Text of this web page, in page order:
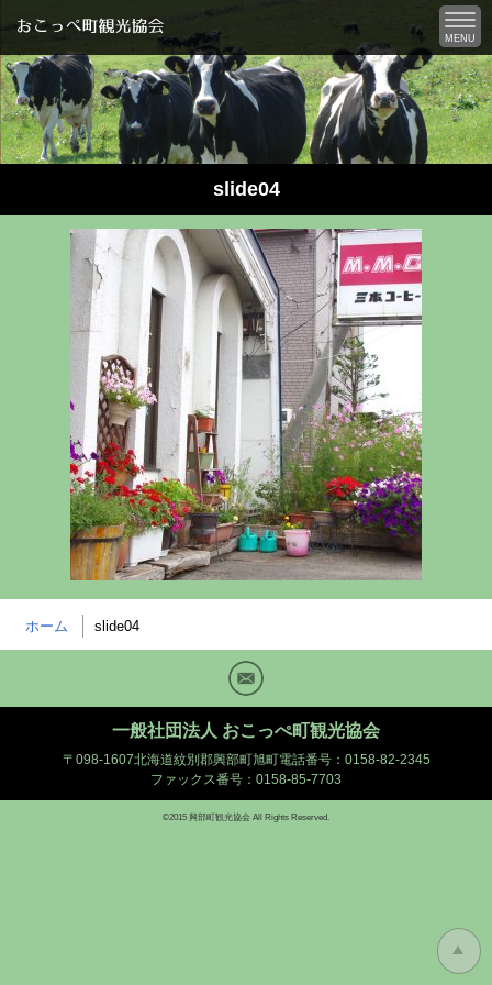
MENU
slide04
ホーム slide04
Mail
一般社団法人 おこっぺ町観光協会
〒098-1607北海道紋別郡興部町旭町電話番号：0158-82-2345
ファックス番号：0158-85-7703
©2015 興部町観光協会 All Rights Reserved.